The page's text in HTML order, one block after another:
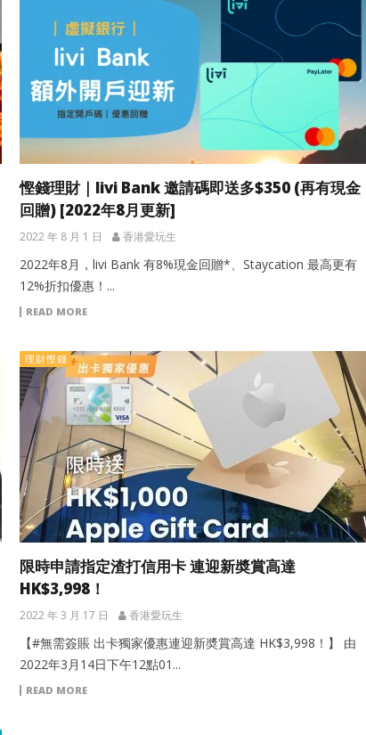
慳錢理財｜livi Bank 邀請碼即送多$350 (再有現金
回贈) [2022年8月更新]
2022 年 8 月 1 日 香港愛玩生
2022年8月，livi Bank 有8%現金回贈*、Staycation 最高更有
12%折扣優惠！...
READ MORE
理財慳錢
限時申請指定渣打信用卡 連迎新奬賞高達
HK$3,998！
2022 年 3 月 17 日 香港愛玩生
【#無需簽賬 出卡獨家優惠連迎新奬賞高達 HK$3,998！】 由
2022年3月14日下午12點01...
READ MORE